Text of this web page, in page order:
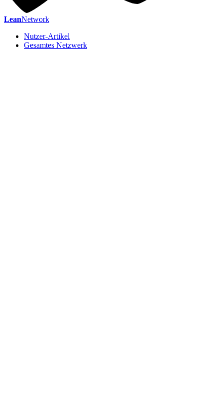
LeanNetwork
Nutzer-Artikel
Gesamtes Netzwerk